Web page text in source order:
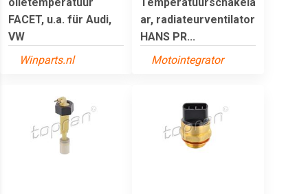
FACET, u.a. für Audi,
VW
Winparts.nl
ar, radiateurventilator
HANS PR...
Motointegrator